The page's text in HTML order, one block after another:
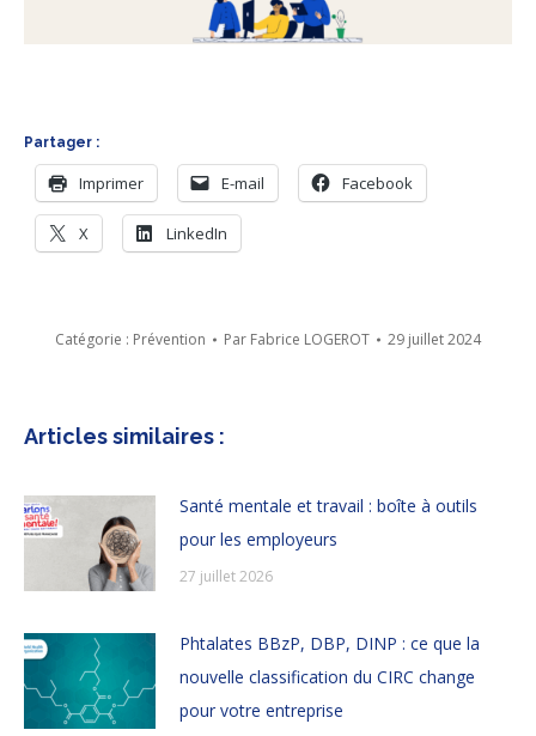
Partager :
Imprimer E-mail Facebook
X LinkedIn
Catégorie : Prévention Par Fabrice LOGEROT 29 juillet 2024
Articles similaires :
Santé mentale et travail : boîte à outils
pour les employeurs
27 juillet 2026
Phtalates BBzP, DBP, DINP : ce que la
nouvelle classification du CIRC change
pour votre entreprise